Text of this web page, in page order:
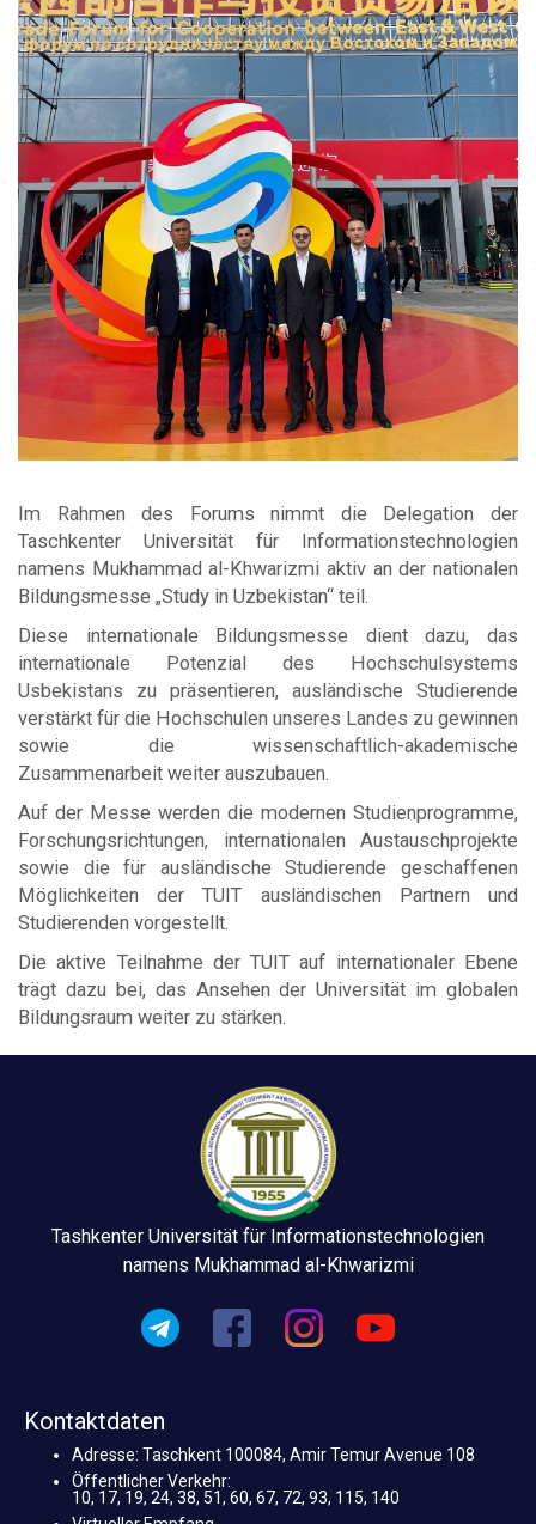
Im Rahmen des Forums nimmt die Delegation der
Taschkenter Universität für Informationstechnologien
namens Mukhammad al-Khwarizmi aktiv an der nationalen
Bildungsmesse „Study in Uzbekistan“ teil.
Diese internationale Bildungsmesse dient dazu, das
internationale Potenzial des Hochschulsystems
Usbekistans zu präsentieren, ausländische Studierende
verstärkt für die Hochschulen unseres Landes zu gewinnen
sowie die wissenschaftlich-akademische
Zusammenarbeit weiter auszubauen.
Auf der Messe werden die modernen Studienprogramme,
Forschungsrichtungen, internationalen Austauschprojekte
sowie die für ausländische Studierende geschaffenen
Möglichkeiten der TUIT ausländischen Partnern und
Studierenden vorgestellt.
Die aktive Teilnahme der TUIT auf internationaler Ebene
trägt dazu bei, das Ansehen der Universität im globalen
Bildungsraum weiter zu stärken.
Tashkenter Universität für Informationstechnologien
namens Mukhammad al-Khwarizmi
Kontaktdaten
Adresse: Taschkent 100084, Amir Temur Avenue 108
Öffentlicher Verkehr:
10, 17, 19, 24, 38, 51, 60, 67, 72, 93, 115, 140